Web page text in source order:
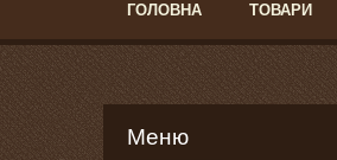
ГОЛОВНА ТОВАРИ